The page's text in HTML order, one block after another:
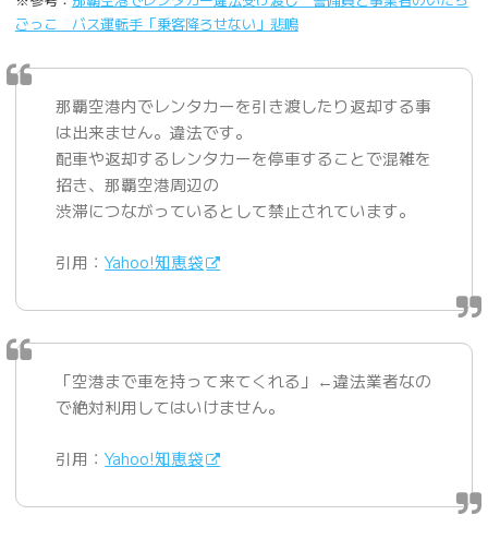
ごっこ バス運転手「乗客降ろせない」悲鳴
那覇空港内でレンタカーを引き渡したり返却する事
は出来ません。違法です。
配車や返却するレンタカーを停車することで混雑を
招き、那覇空港周辺の
渋滞につながっているとして禁止されています。
引用：Yahoo!知恵袋
「空港まで車を持って来てくれる」←違法業者なの
で絶対利用してはいけません。
引用：Yahoo!知恵袋